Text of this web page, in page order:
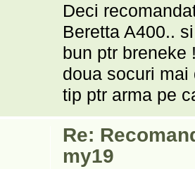
Deci
Beretta A400..
bun ptr breneke
doua socuri
tip ptr arma pe
Re:
my19